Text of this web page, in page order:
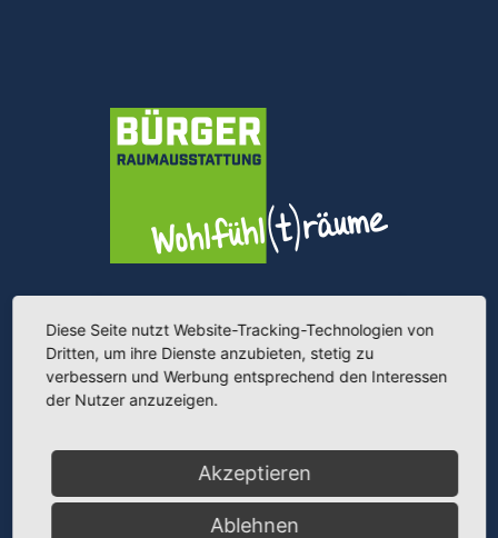
NAVIGATION MENU
STARTSEITE »BODENBELÄGE:
TEPPICHE
BODENBELÄGE:
TEPPICHE
Diese Seite nutzt Website-Tracking-Technologien von
Dritten, um ihre Dienste anzubieten, stetig zu
verbessern und Werbung entsprechend den Interessen
der Nutzer anzuzeigen.
Akzeptieren
Ablehnen